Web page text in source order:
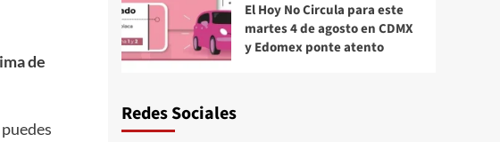
de
El Hoy No Circula para este
martes 4 de agosto en CDMX
y Edomex ponte atento
Redes Sociales